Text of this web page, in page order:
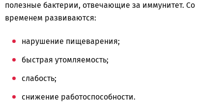
полезные бактерии, отвечающие за иммунитет. Со
временем развиваются:
нарушение пищеварения;
быстрая утомляемость;
слабость;
снижение работоспособности.